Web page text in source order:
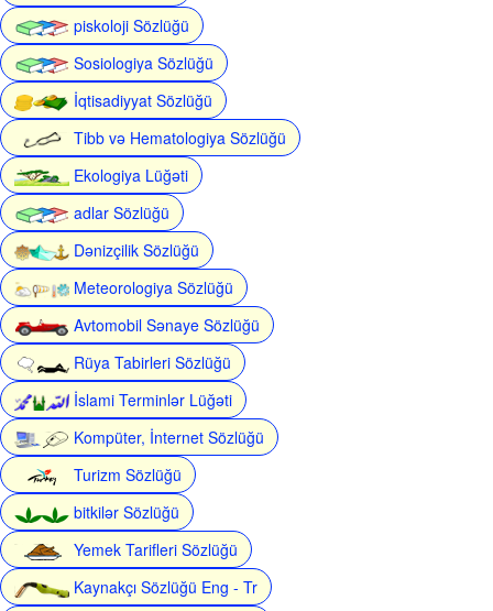
piskoloji Sözlüğü
Sosiologiya Sözlüğü
İqtisadiyyat Sözlüğü
Tibb və Hematologiya Sözlüğü
Ekologiya Lüğəti
adlar Sözlüğü
Dənizçilik Sözlüğü
Meteorologiya Sözlüğü
Avtomobil Sənaye Sözlüğü
Rüya Tabirleri Sözlüğü
İslami Terminlər Lüğəti
Kompüter, İnternet Sözlüğü
Turizm Sözlüğü
bitkilər Sözlüğü
Yemek Tarifleri Sözlüğü
Kaynakçı Sözlüğü Eng - Tr